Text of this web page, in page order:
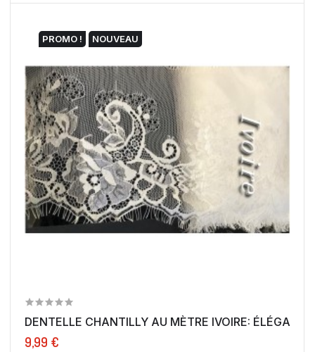
PROMO ! NOUVEAU
DENTELLE CHANTILLY AU MÈTRE IVOIRE:
9,99 €